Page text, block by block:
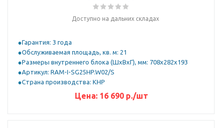
Доступно на дальних складах
Гарантия: 3 года
Обслуживаемая площадь, кв. м: 21
Размеры внутреннего блока (ШхВхГ), мм: 708x282x193
Артикул: RAM-I-SG25HP.W02/S
Страна производства: КНР
Цена: 16 690р./шт